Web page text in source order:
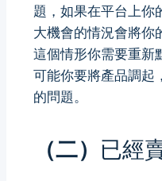
題，如果在平台上你
大機會的情況會將你
這個情形你需要重新
可能你要將產品調起
的問題。
（二） 已經